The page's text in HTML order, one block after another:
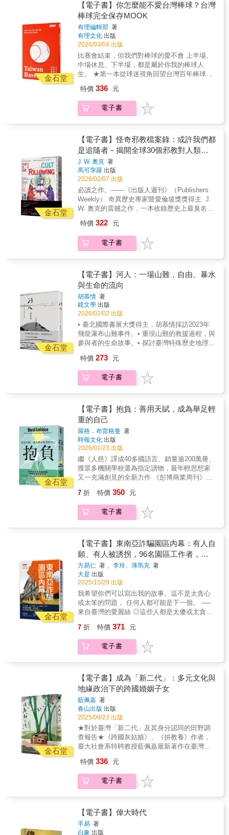
圈」的入場券了，可以精準地將臺灣人眼中的
「龜毛性格」順利翻譯成理解英國人的社會符
碼。
能戒斷，那該如何真的說不？讓戴老師告訴
你！邀請你暫時放下道德審判，用心理學的視
角重新看待「癮」與「人」，解構行為背後的
制約，在法律與偏見之下的真實故事，重新定
義「癮」。那個曾經乾乾淨淨的自己講到「吸
毒的人」，你的印象是什麼？也許是意志不堅
定、抗壓力太差、不合群、傾家蕩產、身敗名
裂、六親不認、情緒不穩、暴戾之氣、幻聽幻
覺……？戴老師說：答對了一半，但是卻沒有
答對另外一半。戴老師真實會談過的藥物濫用
數，那就是：想改變、被引誘、好奇。在這些
人吸食第一口違法藥物（毒品）之前，他們跟
我們都是一樣的！他們在第一顆藥之前，也許
滿希望的婦女、對大學生活充滿幻想與憧憬的
第一新生，與你我並沒有不同，但究竟是什麼
原因迫使他們吃下人生中的「第一顆藥」？人
生第一次經驗所以為什麼他們要讓第一顆毒品
進到身體裡？在思考這個問題前，也許我們可
以先回憶一下自己上次為什麼吃藥？可能因為
暈車、感冒、頭痛或者過敏，服藥後三十分鐘
至一個小時，我們不再嘔吐、退燒、疼痛，這
可怕的地方！無與倫比的神奇藥效，又快又有
你放鬆！於是，因為違法藥物本身就超級有效
的藥物、因為違法藥物使用者是知情明白的服
用、因為違法藥物的販賣者都是只想賺錢的商
人——滿足以上三個元素，造就了「第一顆藥
物的完美三角陷阱」……我想找回第一次的美
好目前我國藥物濫用者所使用的藥物大可分為
三大類：分別是興奮劑 (Stimulants)、抑制劑
(Depressants)與迷幻劑 (Hallucinogens)，這些
藥物會讓用藥者產生與平常截然不同的精神心
理感受，而這也是影響精神物質隱藏起來的極
致必殺技。在肝臟、腎臟的努力運作下，這些
藥物會完全的排出體外，還給我們一個原本那
「沒有用過藥物」的乾淨身體，但當所有的器
官都忘記自己曾經「被藥物治療過」這件事情
以後，身體裡卻還有一個隱藏的巨人，記得你
吃過藥物這件事，就是大腦！「初次用藥的快
第一次的快樂……戒癮與假性戒癮成功對於沒
有吸過毒的人來說，實在很難去想像戒毒的困
難。但戒毒到底是怎樣的歷程呢？戒毒的當
下，戒毒者會充滿自信，他會發現自己的生命
開始出現光明，但是，恐怖的事情出現了——
大腦對於毒品的渴望——讓戒毒者感受到難以
忍耐的「戒斷症狀」，不同毒品有不同類型的
戒斷症狀嚴重程度，有些毒品的戒斷症狀非常
難受，但那些沒有使用海洛因的吸毒者，戒斷
症狀較為和緩，所以這些毒品的戒毒者極有可
擊，體驗到「戒毒成功」的感覺，但這樣真的
成功了嗎？美國賓州大學醫學院研究觀測古柯
鹼成癮者的大腦後發現：雖然戒毒者已經長時
時，他們腦中的杏仁核就出現活化反應……是
的，其實毒品正在準備它最恐怖的終極必殺，
讓戒毒戒癮者最難以招架的第二波攻擊：心癮
——在學理上我們稱之為：「由吸毒關聯線索
所引起的渴藥動機」。身癮易戒，心癮難除；
藥效會消退，但大腦始終記得那份被填滿的感
覺。我們可能都聽過「拉K一時，尿布一世」、
「毒High一時，毒害一生」這類的反毒標語，
品咖啡包的新聞，不禁讓人思考，恐嚇式的宣
導教育真的有效嗎？本書以三個生命故事，透
過成癮的「階段」，以一條縱向的故事線，帶
領讀者看見，成癮者如何走過第一顆藥之前的
賞到抗藥性的下墜、戒斷與復發的擺盪……戴
老師用清晰的故事線、心理學結合藥物與大腦
的科普知識，帶領讀者看懂身癮與心癮，重新
思考藥物濫用「教育防治」的重要。了解成
癮，才能學習真的說不。
金石堂
【電子書】你怎麼能不愛台灣棒球？台灣
棒球完全保存MOOK
有理編輯部 著
有理文化 出版
2026/03/04 出版
比賽會結束，但我們對棒球的愛不會 上半場、
中場休息、下半場，都是屬於你我的棒球人
生。 ★第一本從球迷視角回望台灣百年棒球文
棒球文化 &times; 跨世代球迷記憶，一次收
錄！ 這不是一本只談歷史、比賽勝負的棒球
書，而是一場從百年前開打、至今仍在延長賽
棒的狂熱與低谷，到今天重新湧入球場的人潮
──我們為什麼會如此熱愛棒球？ 本期《故事別
冊》將台灣百年棒球文化以一場「棒球比賽」
為結構，全書分成上半場、中場休息與下半
場，以球迷最熟悉的節奏，重新走進台灣棒球
的百年現場： ●上半場：從仰慕棒球英雄的台
灣少年出發，看這些少年們，如何一棒接一
棒，將對棒球的熱愛傳遞下去，為這場百年比
賽揭開序幕；而那些耳熟能詳的多聲道棒球術
語，其中又隱藏著哪些台灣棒球的混血身世 ●
賽說起，看棒球如何成為台灣人生活中不可或
缺的一部分；隨著網路時代的來臨，PTT鄉民
構築出自台灣土地長出來的棒球宇宙，凝聚了
多人成長的漫畫、歌曲、應援口號，如何拼貼
出屬於九○年代的棒球記憶？ ●下半場：走過五
次簽賭風暴的台灣棒球如何重新再站起來？讓
我們將場景交給如今正在棒球產業中努力的人
們──球員周思齊、會長蔡其昌、應援團長勛
雞，他們既是熱愛棒球的球迷，也是親身投入
棒球產業的行動者；去球場看球賽向來是台灣
人重要的休閒娛樂，如今，進球場變成一件更
要注重球場穿搭、品嘗球場美食，台灣棒球賽
場；而台灣棒球能談的遠不只如此，還有把數
據與熱血放在同一張桌上的運動科學，以及仍
在努力被看見的台灣女子棒球。 這是一本寫給
老球迷的回憶Mook，也是一封給新球迷的入坑
指南。只要還有球員在場上、只要還有球迷願
意走進球場、為球賽熱情應援──台灣棒球，就
永遠是一場尚未結束的比賽。 扎根台灣土壤的
棒球，是一種跨越世代的情感連結 無論你的球
迷資歷或年齡世代，都能從中找到共鳴點， 所
以，你怎麼能不愛台灣棒球？ 本書特色 ●一本
書，看懂台灣百年棒球● 本書從球迷的角度出
發，將台灣百年棒球史，拆解成一場完整的比
賽節奏：從日治時期的啟蒙、戰後的集體榮
耀，到職棒時代的高峰與低谷，再到今日球場
的重新熱鬧，用最貼近生活的方式，帶你一次
讀懂台灣棒球。 ●不只歷史，更是你熟悉的棒
央，從比賽到生活，完整呈現棒球如何成為台
灣人的日常娛樂與文化記憶。就算不是死忠球
迷，也能輕鬆讀懂、快速入坑。 ●關鍵人物
&times; 熱門話題，一次到位● 專訪球員、中職
會長、球評、應援團長與Podcast主持人，從不
同視角理解棒球的現在與未來；同時直面中職
的巔峰與低谷，誠實記錄那些改變台灣棒球走
向的重要時刻；以及近年來正夯的運動科學、
女子棒球議題。 ●給不同世代台灣棒球迷的完
全保存Mook● 無論是從三級棒球、業餘成棒、
是才剛開始喜歡棒球的新球迷，這本《你怎麼
能不愛台灣棒球？》，都是你重新認識、再次
愛上台灣棒球的入門指南。
特價 336 元
電子書
金石堂
【電子書】怪奇邪教檔案錄：或許我們都
是追隨者－揭開全球30個邪教對人類的
心理操弄
J. W. 奧克 著
馬可孛羅 出版
2026/02/07 出版
必讀之作。——《出版人週刊》（Publishers
Weekly） 奇異歷史專家暨愛倫坡獎獎得主 J.
W. 奧克的震撼之作，一本收錄歷史上最臭名昭
全書式著作 聰明正常的人怎麼可能會陷入極端
邪教？或許是因為…… 「人們加入的是社群，
而不是邪教。」 「邪教」是個令人害怕的詞
定義也幾乎無法捕捉到這個詞對人所激起的恐
懼和厭惡。許多邪教成員遇到的可怕結局往往
是長期被洗腦的最後一步。從一個漫長的蜜月
期開始，逐漸變得孤立和受到控制，最終所有
逃生路線都被阻擋後，只會有悲劇發生。有些
人會意識到不妙，並離開團體。但大部分在其
中的人則意識得太遲，甚至有些人永遠沒有意
識到自己已經進入了一個奇怪的宗教。事實
上，你我都有可能是「邪教」的追隨者。儘管
邪教可能帶來的恐懼、奇怪和危險，但「加入
之一。因為，我們都想屬於比自己更偉大的事
物、被志同道合的人接受，我們也都想過上比
現在更好的生活。因此，或許不是有意識地，
更好的生活在等著我們，而這就是異端／虛假
教派所提供的好處——友誼、對某一事業的奉
獻、穩定和庇護。本書舉出歷史上和全球最臭
名昭著的三十個邪教為例子，揭開他們魅力背
後的對人類的心理操弄，以及如何設法在他們
的信仰中捕捉到心靈脆弱的人。本書作者J. W.
奧克即將向各位揭開邪教的可怕吸引力，其中
的信仰、歸屬感的絕望和信任的悲劇。 誠摯推
間的女兒》PodcasterYolanda│真實犯罪播客
林》Podcast節目
特價 322 元
電子書
金石堂
【電子書】河人：一場山難，自由、暴水
與生命的流向
胡慕情 著
鏡文學 出版
2026/02/02 出版
• 臺北國際書展大獎得主，胡慕情採訪2023年
飛龍瀑布山難事件。• 重現山難的救援過程，與
參與者的生命故事。• 探討臺灣特殊歷史地理環
的追求，生死哲學的深思。山岳、河流、自
由、渴望與死亡所帶給我們的一切臺北國際書
展大獎得主----胡慕情最新力作傾聽那些走向群
響。儘管微弱，卻很清晰。」──胡慕情2023年
5月，十名溪降者背著繩索走入飛龍峽谷的瀑
布，因預料外的急降雨與暴漲的溪水，使其中
五人罹難。水的結界，讓他們曾一次次直面幽
暗、漩渦、湍急，卻也迎接過明亮、自由與輕
盈。當責難、輿論與標籤席捲而來，胡慕情試
圖帶讀者越過「為什麽要去？」的單一追問，
走向實際繫上繩索、裝備的人，與那些在岸上
等待的人。因一場生命告別而開始攀岩，胡慕
情親身經驗自然帶來的撫慰與解離哀傷的力
預備進入、受困到搜救的時間，追索罹難者生
前的腳步：他們如何愛上山與水？為何一次次
回到峽谷？這是一本關於生與死、自由與渴望
法被簡化為一句話的理由。縱然死亡的陰影從
未遠離，人類仍持續走向邊界與荒野。而多山
的臺灣，也持續以壯麗與莫測，回應這份執著
的呼喚。
特價 273 元
電子書
金石堂
【電子書】抱負：善用天賦，成為舉足輕
重的自己
羅格．布雷格曼 著
時報文化 出版
2026/01/23 出版
繼《人慈》譯成40多國語言、銷量逾200萬冊、
獲眾多機關學校選為指定讀物，最年輕思想家
又一充滿創見的全新力作 《彭博商業周刊》評
是有所作為。 歷史上的每一個里程碑，都是由
一群人將抱負化為行動所促成，踏出一步，下
一場改變也將有你的一席之地。 「知道」有兩
面對你知道會成真的後果。 ▎無關你是誰，而
是你想成為誰 歷史上諸如廢奴主義、女權運動
等每一個標誌性進展，背後都有一群先行者獻
身於自己衷心 相信的志業。科學家想知道所謂
的英雄是否具有更強的「利他人格」，而在訪
察過二戰期間 挺身庇護猶太人的人之後，他們
發現： 英雄與平凡人的差異，微乎其微。 如果
你想有所作為，並非取決於你是否「天生是改
變世界的料」，又或者你是否具備特定的特
質。你並非先是好人才去做善事，而是藉由做
出， 但被提出要求時，96%的人會義不容辭 大
多數人的行為都在跟隨群眾，我們遵循被教導
的方式去行動，儘管自以為自由，其實只是按
往往有賴於「不妥協的少數」。 每個人都有自
己的行動門檻，極少數人不需要鼓勵就會挺身
而出，心理學家把他們稱為「零號人」，但大
多數人只在別人引領下才敢採取行動：一號人
的前面只需要一個人；二號人如果有兩個盟友
就會有所作為；而百萬號人只有在半個國家都
走上街頭時才會跟進。 對多數人而言，只要願
意接受他人啟發，就可以降低自己的行動門
在意的是工作頭銜，還是工作價值？近期的研
究顯示，8%的人認為自己的工作毫無意義，另
外17%的人懷疑工作是否對社會有貢獻。甚至
有人感嘆：這一代有很多聰明腦袋正忙著思考
如何讓大眾點擊廣告。然而，一名不走傳統老
路的法學院畢業生，就足以催生《清潔空氣法
案》、《淨水法案》、《交通安全法》等25項
法案，也讓公益律師成為一種新選擇；而全世
7 折 特價 350 元
電子書
金石堂
【電子書】東南亞詐騙園區內幕：有人自
願、有人被誘拐，96名園區工作者，揭
發殺豬盤、殺魚盤、AI深偽詐騙的勾結與
真相。
方易仁 著 、李玲、薄馬克 著
大是 出版
2025/10/29 出版
我希望你們可以寫出我的故事。這不是太貪心
或太笨的問題， 任何人都可能是下一個。 ──
來自臺灣的愛麗絲 ◎這些人都是太傻或太貪？
用」。 ◎詐騙組織也講人事制度：頂端是「狗
莊」，中層主管、訓練組長各有專長。 ◎假檢
警已過時，動物系詐騙（殺豬盤、殺魚盤）、
詐騙。 有些人的確因想賺大錢而自願入場，但
多數人都是被誘拐進入。 本書匯集3位作者多
年來在東南亞（以柬埔寨為主）的實地調查，
並訪談來自12國、共96名曾在園區工作者（包
含臺灣）： 為了還債，被仲介騙入KK園區的中
科院博士、 誤信直播平臺廣告，被暴力逼迫做
詐騙的17歲工地少年， 幫人到泰國代購佛具，
卻被送到緬甸賣淫和行騙的女子
&hellip;&hellip;。 看完這些遭遇，你還是自認
沒那麼傻、沒那麼倒楣？ 這不是太笨或太貪的
的開場 ．工作描述很模糊、其他都很具體的徵
才廣告 「找工作嗎？男女皆可，年齡18歲～30
歲，月薪30,000元， 表現佳可加薪，包住宿。
果你沒察覺異樣，詐騙分子盯上的，正是你。
．多數人都是被自己人給賣了 一起玩遊戲的網
友、對你特別溫暖的同事、很久沒聯絡的遠房
7 折 特價 371 元
電子書
金石堂
【電子書】成為「新二代」：多元文化與
地緣政治下的跨國婚姻子女
藍佩嘉 著
春山出版 出版
2025/09/23 出版
★對於臺灣「新二代」及其身分認同的田野調
查報告★《跨國灰姑娘》、《拚教養》作者，
臺大社會系特聘教授藍佩嘉最新著作在臺灣，
子曾被稱為「新臺灣之子」，自新南向政策推
動後，官方改稱他們「新二代」，正面標示其
移民背景。然而，「新二代」如何看待這個標
探問的是，在地緣政治情勢與多元文化政策的
張力下，這些「新二代」年輕人如何在複雜的
族群身分政治中協商自我的認同。本書深入訪
特價 336 元
電子書
【電子書】偉大時代
手易 著
白象 出版